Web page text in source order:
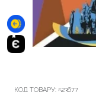
КОД ТОВАРУ: 523677